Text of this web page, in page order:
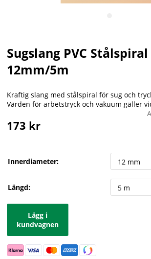
Sugslang PVC Stålspiral
12mm/5m
Kraftig slang med stålspiral för sug och
Värden för arbetstryck och vakuum gäller
173 kr
Innerdiameter:
Längd:
Lägg i
kundvagnen